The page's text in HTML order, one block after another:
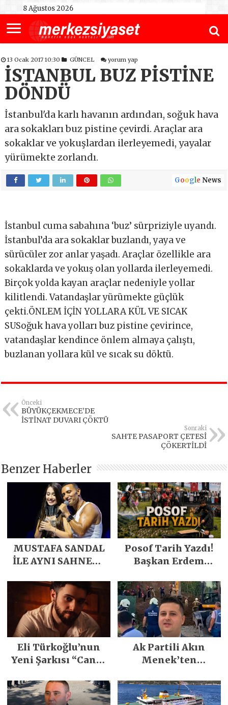
8 Ağustos 2026
13 Ocak 2017 10:30 GÜNCEL yorum yap
İSTANBUL BUZ PİSTİNE
DÖNDÜ
İstanbul'da karlı havanın ardından, soğuk hava
ara sokakları buz pistine çevirdi. Araçlar ara
sokaklar ve yokuşlardan ilerleyemedi, yayalar
yürümekte zorlandı.
Google News
İstanbul cuma sabahına ‘buz’ sürpriziyle uyandı.
İstanbul’da ara sokaklar buzlandı, yaya ve
sürücüler zor anlar yaşadı. Araçlar özellikle ara
sokaklarda ve yokuş olan yollarda ilerleyemedi.
Birçok yolda kayan araçlar nedeniyle yollar
kilitlendi. Vatandaşlar yürümekte güçlük
çekti.ÖNLEM İÇİN YOLLARA KÜL VE SICAK
SUSoğuk hava yolları buz pistine çevirince,
vatandaşlar kendince önlem almaya çalıştı,
buzlanan yollara kül ve sıcak su döktü.
Önceki
BÜYÜKÇEKMECE’DE
İSTİNAT DUVARI ÇÖKTÜ
Sonraki
SAHTE PASAPORT ÇETESİ
ÇÖKERTİLDİ
Benzer Haberler
MUSTAFA SANDAL
İLE AYNI SAHNEDE
Posof Tarih Yazdı!
Başkan Erdem
Emeğiyle Son
Yılların En Büyük
Festivali
Gerçekleşti
Eli Türkoğlu’nun
Yeni Şarkısı “Canın
İlgi Gördü!..
Ak Partili Akın
Menek’ten
heyelan sonrası
kritik uyarı